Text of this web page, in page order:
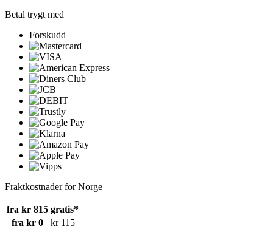
Betal trygt med
Forskudd
Fraktkostnader for Norge
fra kr 815 gratis*
fra kr 0
kr 115